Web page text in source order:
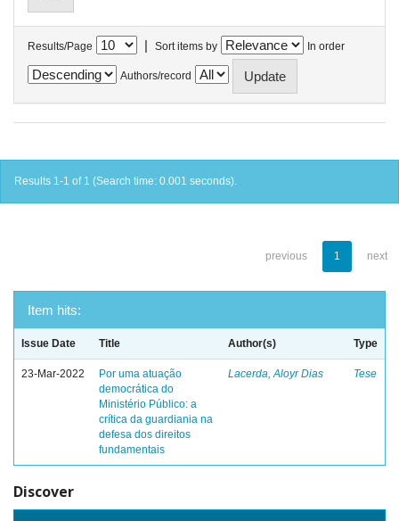
Results/Page | Sort items by In order
Authors/record
Results 1-1 of 1 (Search time: 0.001 seconds).
previous 1 next
Item hits:
Issue Date Title Author(s) Type
23-Mar-2022
Por uma atuação
democrática do
Ministério Público: a
crítica da guardiania na
defesa dos direitos
fundamentais
Lacerda, Aloyr Dias Tese
Discover